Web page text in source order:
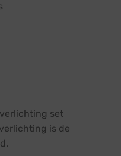
set
is de